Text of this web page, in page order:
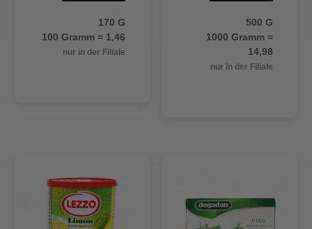
170 G
100 Gramm = 1,46
nur in der Filiale
500 G
1000 Gramm =
14,98
nur in der Filiale